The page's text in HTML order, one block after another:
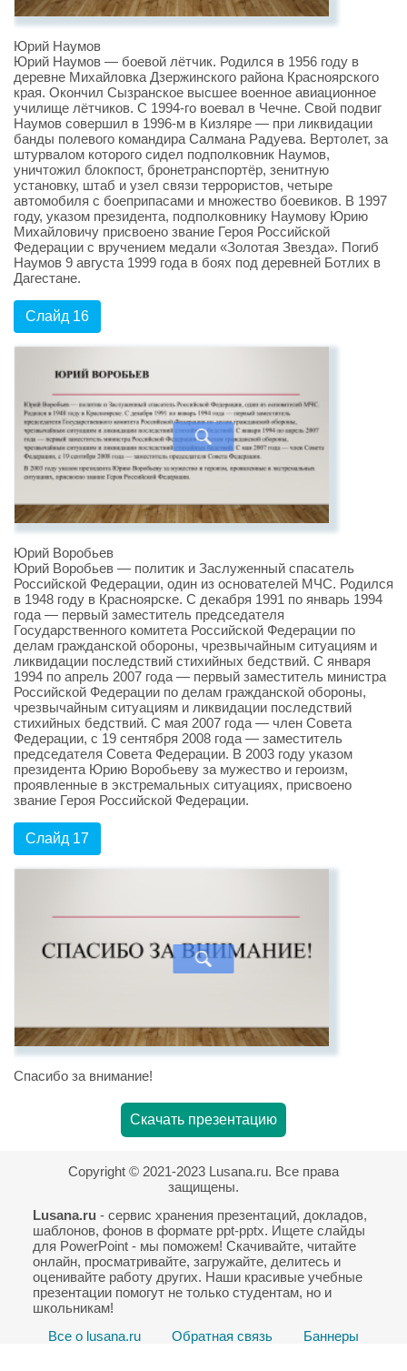
Юрий Наумов
Юрий Наумов — боевой лётчик. Родился в 1956 году в
деревне Михайловка Дзержинского района Красноярского
края. Окончил Cызранское высшее военное авиационное
училище лётчиков. C 1994-го воевал в Чечне. Свой подвиг
Наумов совершил в 1996-м в Кизляре — при ликвидации
банды полевого командира Салмана Радуева. Вертолет, за
штурвалом которого сидел подполковник Наумов,
уничтожил блокпост, бронетранспортёр, зенитную
установку, штаб и узел связи террористов, четыре
автомобиля с боеприпасами и множество боевиков. В 1997
году, указом президента, подполковнику Наумову Юрию
Михайловичу присвоено звание Героя Российской
Федерации с вручением медали «Золотая Звезда». Погиб
Наумов 9 августа 1999 года в боях под деревней Ботлих в
Дагестане.
Слайд 16
Юрий Воробьев
Юрий Воробьев — политик и Заслуженный спасатель
Российской Федерации, один из основателей МЧС. Родился
в 1948 году в Красноярске. С декабря 1991 по январь 1994
года — первый заместитель председателя
Государственного комитета Российской Федерации по
делам гражданской обороны, чрезвычайным ситуациям и
ликвидации последствий стихийных бедствий. С января
1994 по апрель 2007 года — первый заместитель министра
Российской Федерации по делам гражданской обороны,
чрезвычайным ситуациям и ликвидации последствий
стихийных бедствий. С мая 2007 года — член Совета
Федерации, с 19 сентября 2008 года — заместитель
председателя Совета Федерации. В 2003 году указом
президента Юрию Воробьеву за мужество и героизм,
проявленные в экстремальных ситуациях, присвоено
звание Героя Российской Федерации.
Слайд 17
Спасибо за внимание!
Скачать презентацию
Copyright © 2021-2023 Lusana.ru. Все права
защищены.
Lusana.ru - сервис хранения презентаций, докладов,
шаблонов, фонов в формате ppt-pptx. Ищете слайды
для PowerPoint - мы поможем! Скачивайте, читайте
онлайн, просматривайте, загружайте, делитесь и
оценивайте работу других. Наши красивые учебные
презентации помогут не только студентам, но и
школьникам!
Все о lusana.ru
Обратная связь Баннеры